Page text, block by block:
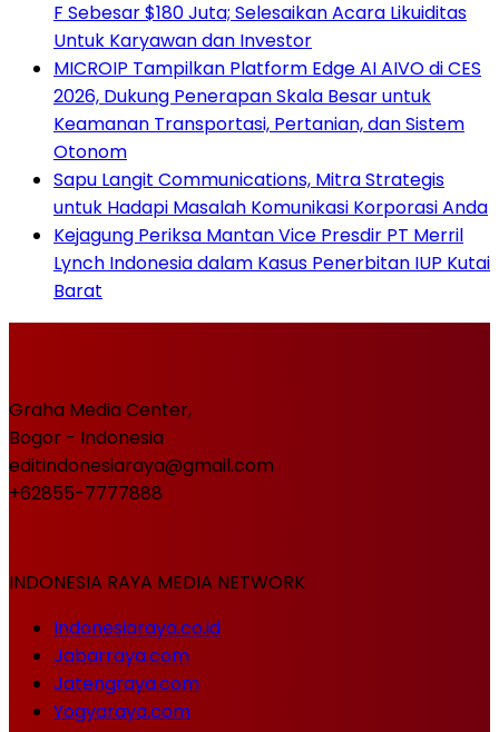
F Sebesar $180 Juta; Selesaikan Acara Likuiditas
Untuk Karyawan dan Investor
MICROIP Tampilkan Platform Edge AI AIVO di CES
2026, Dukung Penerapan Skala Besar untuk
Keamanan Transportasi, Pertanian, dan Sistem
Otonom
Sapu Langit Communications, Mitra Strategis
untuk Hadapi Masalah Komunikasi Korporasi Anda
Kejagung Periksa Mantan Vice Presdir PT Merril
Lynch Indonesia dalam Kasus Penerbitan IUP Kutai
Barat
Graha Media Center,
Bogor - Indonesia
editindonesiaraya@gmail.com
+62855-7777888
INDONESIA RAYA MEDIA NETWORK
Indonesiaraya.co.id
Jabarraya.com
Jatengraya.com
Yogyaraya.com